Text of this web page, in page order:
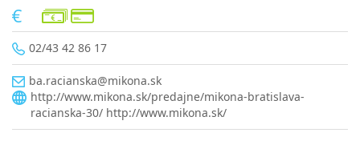
02/43 42 86 17
ba.racianska@mikona.sk
http://www.mikona.sk/predajne/mikona-bratislava-
racianska-30/ http://www.mikona.sk/